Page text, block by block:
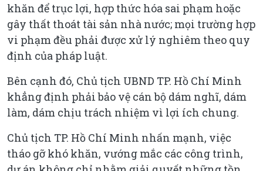
khăn để trục lợi, hợp thức hóa sai phạm hoặc
gây thất thoát tài sản nhà nước; mọi trường hợp
vi phạm đều phải được xử lý nghiêm theo quy
định của pháp luật.
Bên cạnh đó, Chủ tịch UBND TP. Hồ Chí Minh
khẳng định phải bảo vệ cán bộ dám nghĩ, dám
làm, dám chịu trách nhiệm vì lợi ích chung.
Chủ tịch TP. Hồ Chí Minh nhấn mạnh, việc
tháo gỡ khó khăn, vướng mắc các công trình,